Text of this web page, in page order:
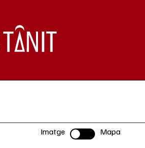
Imatge Selector Mapa